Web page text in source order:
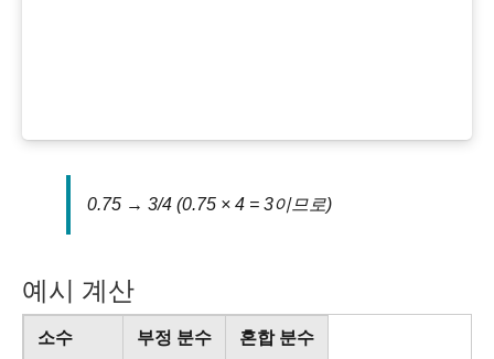
0.75 → 3/4 (0.75 × 4 = 3이므로)
예시 계산
소수 부정 분수 혼합 분수